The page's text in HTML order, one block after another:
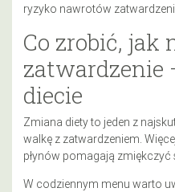
ryzyko nawrotów
Co zrobić, jak
zatwardzenie
diecie
Zmiana diety to jeden z
walkę z zatwardzeniem.
płynów pomagają zmiękczyć
W codziennym menu warto